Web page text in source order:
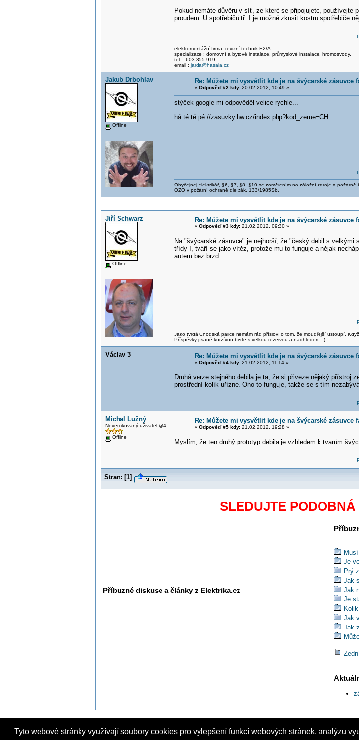
Tyto webové stránky využívají soubory cookies pro vylepšení funkcí webových stránek, analýzu
Pokud nemáte důvěru v síť, ze které se připojujete,
proudem. U spotřebičů tř. I je možné zkusit kostru spotřebiče
elektromontážní firma, revizní technik E2/A
specializace : domovní a bytové instalace, průmyslové instalace, hromosvody.
tel. : 603 355 919
email : jarda@hasala.cz
Jakub Drbohlav
Offline
Re: Můžete mi vysvětlit kde je na švýcarské zásuvce
« Odpověď #2 kdy:20.02.2012, 10:49 »
stýček google mi odpověděl velice rychle...
há té té pé://zasuvky.hw.cz/index.php?kod_zeme=CH
Obyčejnej elektrikář, §6, §7, §8, §10 se zaměřením na záložní zdroje a požárně
OZO v požární ochraně dle zák. 133/1985Sb.
Jiří Schwarz
Offline
Re: Můžete mi vysvětlit kde je na švýcarské zásuvce
« Odpověď #3 kdy:21.02.2012, 09:30 »
Na "švýcarské zásuvce" je nejhorší, že "český debil s
třídy I, tváří se jako vítěz, protože mu to funguje a nějak
autem bez brzd...
Jako tvrdá Chodská palice nemám rád přísloví o tom, že moudřejší ustoupí.
Příspěvky psané kurzívou berte s velkou rezervou a nadhledem :-)
Václav 3 Re: Můžete mi vysvětlit kde je na švýcarské zásuvce
« Odpověď #4 kdy:21.02.2012, 11:14 »
Druhá verze stejného debila je ta, že si přiveze nějaký přístroj
prostřední kolík uřízne. Ono to funguje, takže se s tím
Michal Lužný
Neverifikovaný uživatel @4
Offline
Re: Můžete mi vysvětlit kde je na švýcarské zásuvce
« Odpověď #5 kdy:21.02.2012, 19:28 »
Myslím, že ten druhý prototyp debila je vzhledem k tvarům
Stran: [1]
SLEDUJTE PODOBNÁ
Příbuzné diskuse a články z Elektrika.cz
Je
Prý
Jak
Jak
Je
Jak
Jak
Jak
Jak
Jak
Jak
Jak
Powered by SMF 1.1.21|SMF © 2006,